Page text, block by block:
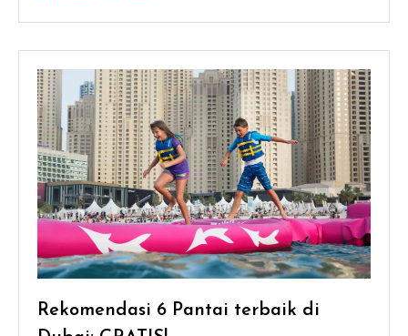
Rekomendasi 6 Pantai terbaik di